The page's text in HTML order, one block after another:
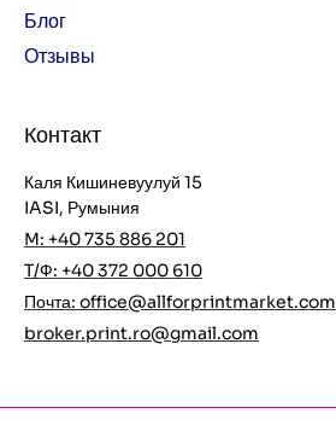
Блог
Отзывы
Контакт
Каля Кишиневуулуй 15
IASI, Румыния
M: +40 735 886 201
T/Ф: +40 372 000 610
Почта: office@allforprintmarket.com
broker.print.ro@gmail.com